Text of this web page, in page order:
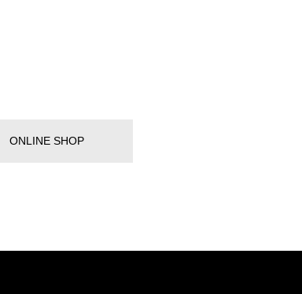
ONLINE SHOP